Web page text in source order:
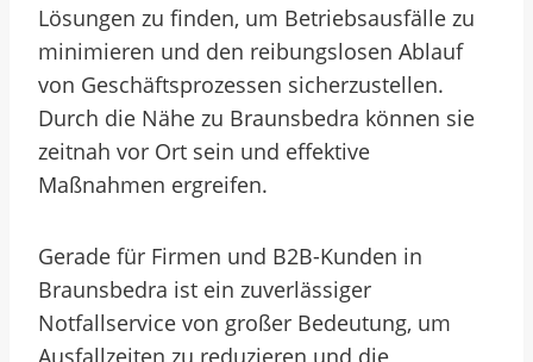
Lösungen zu finden, um Betriebsausfälle zu
minimieren und den reibungslosen Ablauf
von Geschäftsprozessen sicherzustellen.
Durch die Nähe zu Braunsbedra können sie
zeitnah vor Ort sein und effektive
Maßnahmen ergreifen.
Gerade für Firmen und B2B-Kunden in
Braunsbedra ist ein zuverlässiger
Notfallservice von großer Bedeutung, um
Ausfallzeiten zu reduzieren und die